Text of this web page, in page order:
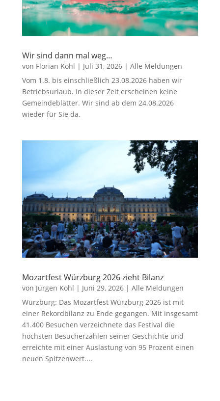
Wir sind dann mal weg…
von Florian Kohl | Juli 31, 2026| Alle Meldungen
Vom 1.8. bis einschließlich 23.08.2026 haben wir
Betriebsurlaub. In dieser Zeit erscheinen keine
Gemeindeblätter. Wir sind ab dem 24.08.2026
wieder für Sie da.
Mozartfest Würzburg 2026 zieht Bilanz
von Jürgen Kohl | Juni 29, 2026| Alle Meldungen
Würzburg: Das Mozartfest Würzburg 2026 ist mit
einer Rekordbilanz zu Ende gegangen. Mit insgesamt
41.400 Besuchen verzeichnete das Festival die
höchsten Besucherzahlen seiner Geschichte und
erreichte mit einer Auslastung von 95 Prozent einen
neuen Spitzenwert....